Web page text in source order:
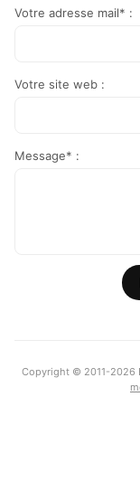
Votre adresse mail* :
Votre site web :
Message* :
Copyright © 2011-2026